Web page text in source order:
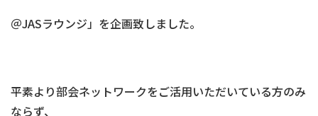
＠JASラウンジ」を企画致しました。
平素より部会ネットワークをご活用いただいている方のみ
ならず、